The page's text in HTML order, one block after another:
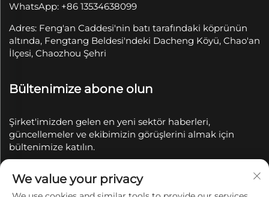
WhatsApp: +86 13534638099
Adres: Feng'an Caddesi'nin batı tarafındaki köprünün
altında, Fengtang Beldesi'ndeki Dacheng Köyü, Chao'an
İlçesi, Chaozhou Şehri
Bültenimize abone olun
Şirket'imizden gelen en yeni sektör haberleri,
güncellemeler ve ekibimizin görüşlerini almak için
bültenimize katılın.
We value your privacy